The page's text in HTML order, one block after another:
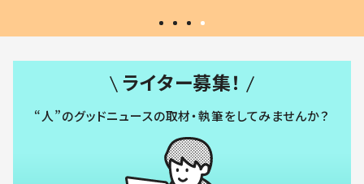
ライター募集！
“人”のグッドニュースの取材・執筆をしてみませんか？